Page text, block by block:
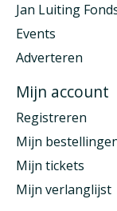
Jan Luiting
Events
Adverteren
Mijn account
Registreren
Mijn
Mijn tickets
Mijn verlanglijst